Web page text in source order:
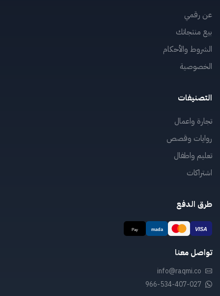
عن رقمي
بيع منتجاتك
الشروط والأحكام
الخصوصية
التصنيفات
تجارة واعمال
روايات وقصص
تعليم واطفال
اشتراكات
طرق الدفع
تواصل معنا
info@raqmi.co
966-534-407-027